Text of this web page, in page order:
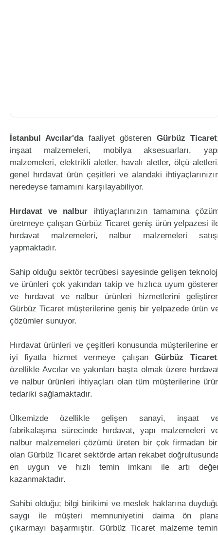
İstanbul Avcılar'dafaaliyet gösteren Gürbüz Ticaret
inşaat malzemeleri, mobilya aksesuarları,
malzemeleri, elektrikli aletler, havalı aletler, ölçü
genel hırdavat ürün çeşitleri ve alandaki
neredeyse tamamını karşılayabiliyor.
Hırdavat ve nalbur ihtiyaçlarınızın tamamına
üretmeye çalışan Gürbüz Ticaret geniş ürün yelpazesi
hırdavat malzemeleri, nalbur malzemeleri
yapmaktadır.
Sahip olduğu sektör tecrübesi sayesinde gelişen
ve ürünleri çok yakından takip ve hızlıca uyum
ve hırdavat ve nalbur ürünleri hizmetlerini
Gürbüz Ticaret müşterilerine geniş bir yelpazede ürün
çözümler sunuyor.
Hırdavat ürünleri ve çeşitleri konusunda müşterilerine
iyi fiyatla hizmet vermeye çalışanGürbüz Ticaret
özellikle Avcılar ve yakınları başta olmak üzere
ve nalbur ürünleri ihtiyaçları olan tüm müşterilerine
tedariki sağlamaktadır.
Ülkemizde özellikle gelişen sanayi, inşaat
fabrikalaşma sürecinde hırdavat, yapı malzemeleri
nalbur malzemeleri çözümü üreten bir çok firmadan
olan Gürbüz Ticaret sektörde artan rekabet
en uygun ve hızlı temin imkanı ile artı
kazanmaktadır.
Sahibi olduğu; bilgi birikimi ve meslek haklarına
saygı ile müşteri memnuniyetini daima ön
çıkarmayı başarmıştır. Gürbüz Ticaret malzeme